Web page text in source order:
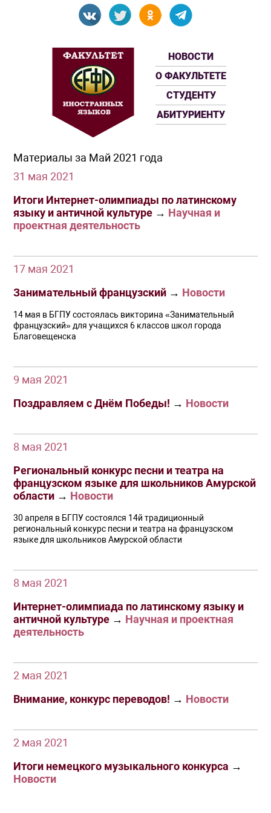
НОВОСТИ
О ФАКУЛЬТЕТЕ
СТУДЕНТУ
АБИТУРИЕНТУ
Материалы за Май 2021 года
31 мая 2021
Итоги Интернет-олимпиады по латинскому
языку и античной культуре → Научная и
проектная деятельность
17 мая 2021
Занимательный французский → Новости
14 мая в БГПУ состоялась викторина «Занимательный
французский» для учащихся 6 классов школ города
Благовещенска
9 мая 2021
Поздравляем с Днём Победы! → Новости
8 мая 2021
Региональный конкурс песни и театра на
французском языке для школьников Амурской
области → Новости
30 апреля в БГПУ состоялся 14й традиционный
региональный конкурс песни и театра на французском
языке для школьников Амурской области
8 мая 2021
Интернет-олимпиада по латинскому языку и
античной культуре → Научная и проектная
деятельность
2 мая 2021
Внимание, конкурс переводов! → Новости
2 мая 2021
Итоги немецкого музыкального конкурса →
Новости